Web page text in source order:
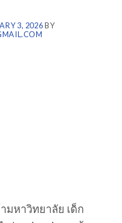
3, 2026BY
มหาวิทยาลัย เด็ก